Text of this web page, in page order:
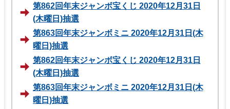
第862回年末ジャンボ宝くじ 2020年12月31日
(木曜日)抽選
第863回年末ジャンボミニ 2020年12月31日(木
曜日)抽選
第862回年末ジャンボ宝くじ 2020年12月31日
(木曜日)抽選
第863回年末ジャンボミニ 2020年12月31日(木
曜日)抽選